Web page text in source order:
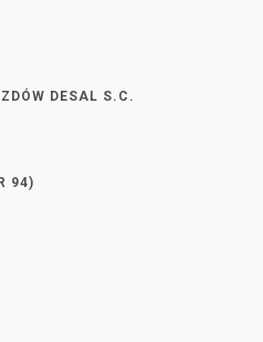
DESAL S.C.
94)